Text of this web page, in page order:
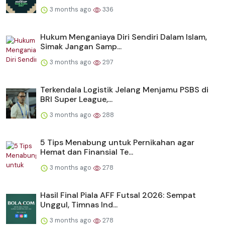
3 months ago 336
Hukum Menganiaya Diri Sendiri Dalam Islam,
Simak Jangan Samp...
3 months ago 297
Terkendala Logistik Jelang Menjamu PSBS di
BRI Super League,...
3 months ago 288
5 Tips Menabung untuk Pernikahan agar
Hemat dan Finansial Te...
3 months ago 278
Hasil Final Piala AFF Futsal 2026: Sempat
Unggul, Timnas Ind...
3 months ago 278